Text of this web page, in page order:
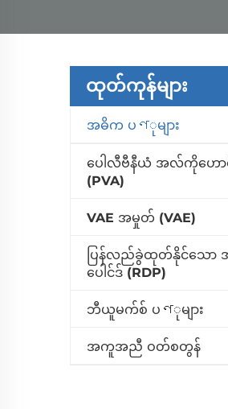
ထုတ်ကုန်များ
အဓိက ပণုများ
ပေါလီဗီနီယံ အလ်ကိုဟော
(PVA)
VAE အမှုတ် (VAE)
ပြန်လည်ခွဲထုတ်နိုင်သော
ပေါင်ဒ် (RDP)
ဘီယူမက်စ် ပণုများ
အကူအညီ ဝတ်စတွန်